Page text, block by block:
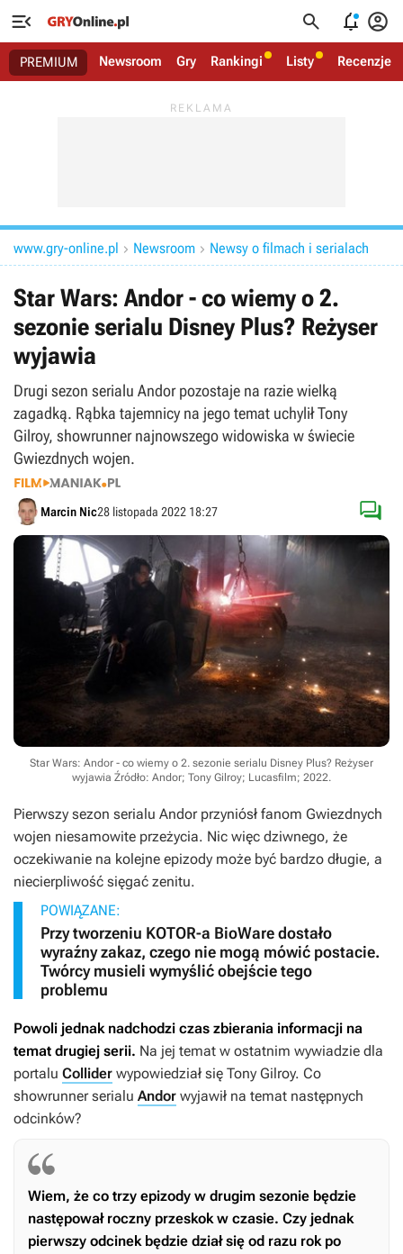
   
PREMIUM Newsroom Gry Rankingi Listy Recenzje
www.gry-online.pl  Newsroom  Newsy o filmach i serialach
Star Wars: Andor - co wiemy o 2.
sezonie serialu Disney Plus? Reżyser
wyjawia
Drugi sezon serialu Andor pozostaje na razie wielką
zagadką. Rąbka tajemnicy na jego temat uchylił Tony
Gilroy, showrunner najnowszego widowiska w świecie
Gwiezdnych wojen.
Marcin Nic28 listopada 2022 18:27 
Star Wars: Andor - co wiemy o 2. sezonie serialu Disney Plus? Reżyser
wyjawia Źródło: Andor; Tony Gilroy; Lucasfilm; 2022.
Pierwszy sezon serialu Andorprzyniósł fanom Gwiezdnych
wojen niesamowite przeżycia. Nic więc dziwnego, że
oczekiwanie na kolejne epizody może być bardzo długie, a
niecierpliwość sięgać zenitu.
POWIĄZANE:
Przy tworzeniu KOTOR-a BioWare dostało
wyraźny zakaz, czego nie mogą mówić postacie.
Twórcy musieli wymyślić obejście tego
problemu
Powoli jednak nadchodzi czas zbierania informacji na
temat drugiej serii. Na jej temat w ostatnim wywiadzie dla
portalu Collider wypowiedział się Tony Gilroy. Co
showrunner serialu Andor wyjawił na temat następnych
odcinków?
Wiem, że co trzy epizody w drugim sezonie będzie
następował roczny przeskok w czasie. Czy jednak
pierwszy odcinek będzie dział się od razu rok po